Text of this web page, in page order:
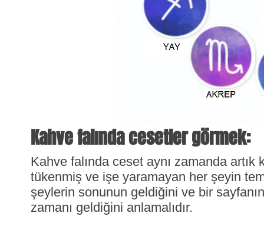
Kahve falında cesetler görmek:
Kahve falında ceset aynı zamanda
tükenmiş ve işe yaramayan her şeyin
şeylerin sonunun geldiğini ve bir
zamanı geldiğini anlamalıdır.